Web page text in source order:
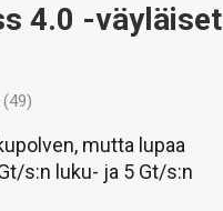
4.0 -väyläiset
mutta lupaa
s:n luku- ja 5 Gt/s:n